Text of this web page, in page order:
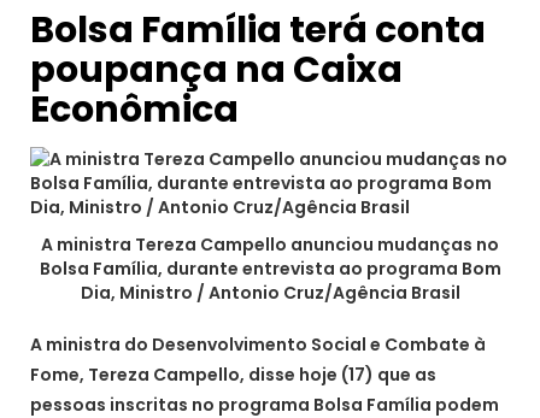
Bolsa Família terá conta
poupança na Caixa
Econômica
A ministra Tereza Campello anunciou mudanças no
Bolsa Família, durante entrevista ao programa Bom
Dia, Ministro / Antonio Cruz/Agência Brasil
A ministra do Desenvolvimento Social e Combate à
Fome, Tereza Campello, disse hoje (17) que as
pessoas inscritas no programa Bolsa Família podem